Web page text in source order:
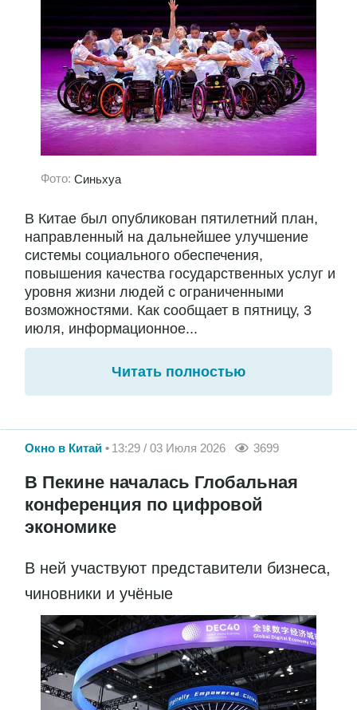
Фото: Синьхуа
В Китае был опубликован пятилетний план,
направленный на дальнейшее улучшение
системы социального обеспечения,
повышения качества государственных услуг и
уровня жизни людей с ограниченными
возможностями. Как сообщает в пятницу, 3
июля, информационное...
Читать полностью
Окно в Китай 13:29 / 03 Июля 2026 3699
В Пекине началась Глобальная
конференция по цифровой
экономике
В ней участвуют представители бизнеса,
чиновники и учёные